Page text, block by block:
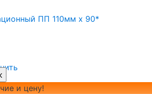
ПП 110мм х 90*
и цену!